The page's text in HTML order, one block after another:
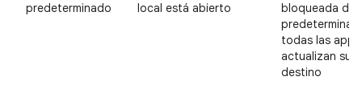
predeterminado
local está abierto
bloqueada de
todas las
actualizan su
destino